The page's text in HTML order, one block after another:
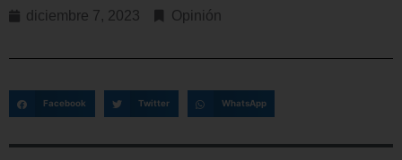
diciembre 7, 2023 Opinión
Facebook Twitter WhatsApp